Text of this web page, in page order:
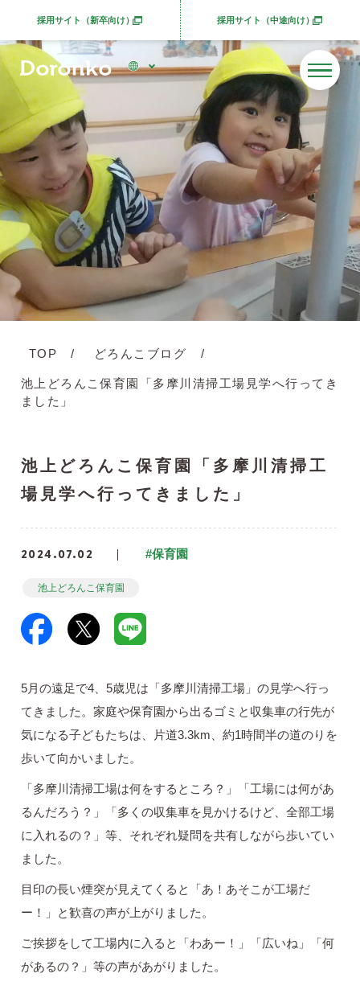
採用サイト（新卒向け）別ウィンドウで開きます 採用サイト（中途向け）別ウィンドウで開きま
TOP どろんこブログ
池上どろんこ保育園「多摩川清掃工場見学へ行ってき
ました」
池上どろんこ保育園「多摩川清掃工
場見学へ行ってきました」
2024.07.02 #保育園
池上どろんこ保育園
5月の遠足で4、5歳児は「多摩川清掃工場」の見学へ行っ
てきました。家庭や保育園から出るゴミと収集車の行先が
気になる子どもたちは、片道3.3km、約1時間半の道のりを
歩いて向かいました。
「多摩川清掃工場は何をするところ？」「工場には何があ
るんだろう？」「多くの収集車を見かけるけど、全部工場
に入れるの？」等、それぞれ疑問を共有しながら歩いてい
ました。
目印の長い煙突が見えてくると「あ！あそこが工場だ
ー！」と歓喜の声が上がりました。
ご挨拶をして工場内に入ると「わあー！」「広いね」「何
があるの？」等の声があがりました。